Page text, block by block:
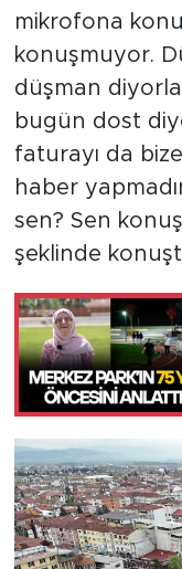
mikrofona
konuşmuyor.
düşman
bugün dost
faturayı da
haber
sen? Sen
şeklinde